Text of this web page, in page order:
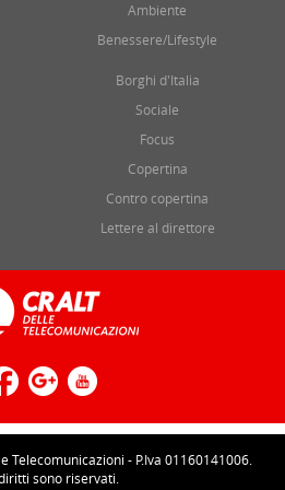
Ambiente
Benessere/Lifestyle
Borghi d'Italia
Sociale
Focus
Copertina
Contro copertina
Lettere al direttore
- P.Iva 01160141006.
sono riservati.